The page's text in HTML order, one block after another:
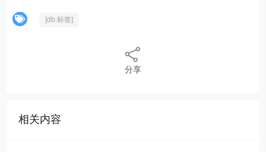
[db:标签]
分享
相关内容